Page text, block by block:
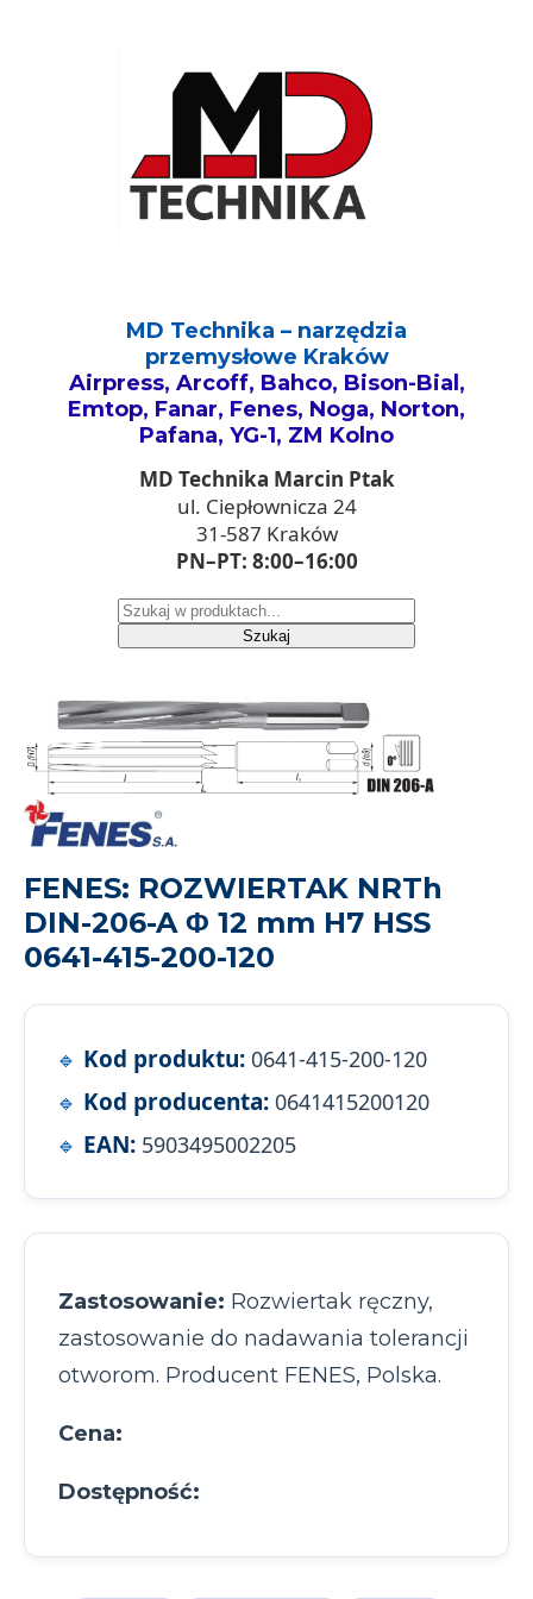
MD Technika – narzędzia
przemysłowe Kraków
Airpress, Arcoff, Bahco, Bison-Bial,
Emtop, Fanar, Fenes, Noga, Norton,
Pafana, YG-1, ZM Kolno
MD Technika Marcin Ptak
ul. Ciepłownicza 24
31-587 Kraków
PN–PT: 8:00–16:00
Szukaj
FENES: ROZWIERTAK NRTh
DIN-206-A Φ 12 mm H7 HSS
0641-415-200-120
Kod produktu: 0641-415-200-120
Kod producenta: 0641415200120
EAN: 5903495002205
Zastosowanie: Rozwiertak ręczny,
zastosowanie do nadawania tolerancji
otworom. Producent FENES, Polska.
Cena:
Dostępność: